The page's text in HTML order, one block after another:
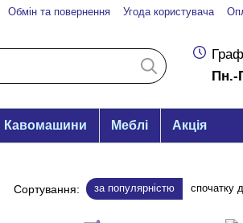
Обмін та повернення Угода користувача
Пн.-
Кавомашини Меблі Акція
Сортування: за популярністю спочатку